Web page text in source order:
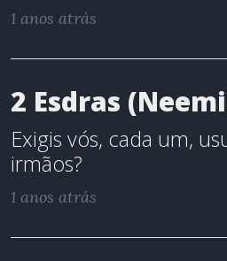
1 anos atrás
2 Esdras
Exigis vós, cada um,
irmãos?
1 anos atrás